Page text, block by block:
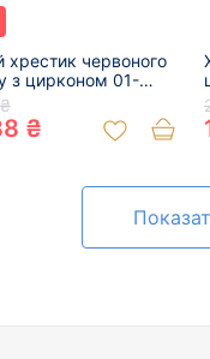
хрестик червоного
з цирконом 01-
₴